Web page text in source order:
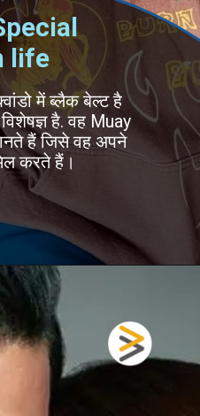
में ब्लैक बेल्ट है
है. वह Muay
हैं जिसे वह अपने
करते हैं।
life